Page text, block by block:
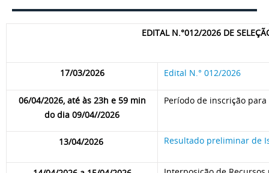
EDITAL N.°012/2026 DE
17/03/2026 Edital N.° 012/2026
06/04/2026, até às 23h e 59 min
do dia 09/04//2026
Período de inscrição
13/04/2026 Resultado preliminar de